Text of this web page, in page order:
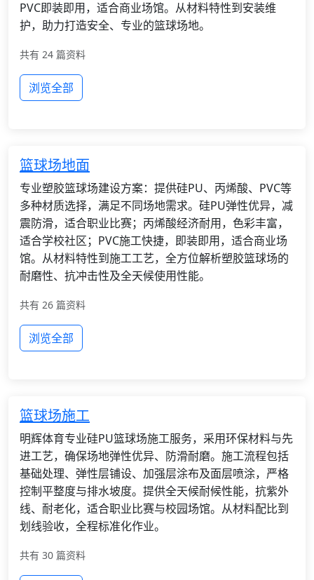
PVC即装即用，适合商业场馆。从材料特性到安装维
护，助力打造安全、专业的篮球场地。
共有 24 篇资料
浏览全部
篮球场地面
专业塑胶篮球场建设方案：提供硅PU、丙烯酸、PVC等
多种材质选择，满足不同场地需求。硅PU弹性优异，减
震防滑，适合职业比赛；丙烯酸经济耐用，色彩丰富，
适合学校社区；PVC施工快捷，即装即用，适合商业场
馆。从材料特性到施工工艺，全方位解析塑胶篮球场的
耐磨性、抗冲击性及全天候使用性能。
共有 26 篇资料
浏览全部
篮球场施工
明辉体育专业硅PU篮球场施工服务，采用环保材料与先
进工艺，确保场地弹性优异、防滑耐磨。施工流程包括
基础处理、弹性层铺设、加强层涂布及面层喷涂，严格
控制平整度与排水坡度。提供全天候耐候性能，抗紫外
线、耐老化，适合职业比赛与校园场馆。从材料配比到
划线验收，全程标准化作业。
共有 30 篇资料